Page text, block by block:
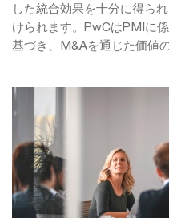
した統合効果を十分に得ら
けられます。PwCはPMIに
基づき、M&Aを通じた価値